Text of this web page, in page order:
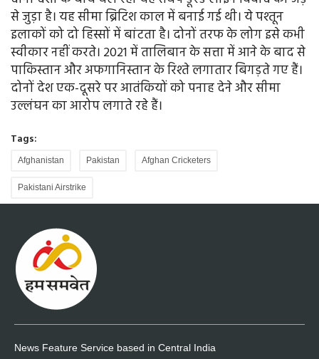
से जुड़ा है। यह सीमा ब्रिटिश काल में बनाई गई थी। ये पश्तून
इलाकों को दो हिस्सों में बांटता है। दोनों तरफ के लोग इसे कभी
स्वीकार नहीं करते। 2021 में तालिबान के सत्ता में आने के बाद से
पाकिस्तान और अफगानिस्तान के रिश्ते लगातार बिगड़ते गए हैं।
दोनों देश एक-दूसरे पर आतंकियों को पनाह देने और सीमा
उल्लंघन का आरोप लगाते रहे हैं।
Tags:
Afghanistan Pakistan Afghan Cricketers
Pakistani Airstrike
News Feature Service based in Central India